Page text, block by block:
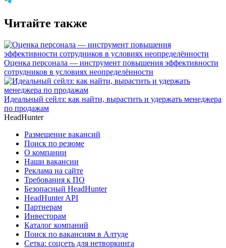
Читайте также
Оценка персонала — инструмент повышения эффективности
сотрудников в условиях неопределённости
Идеальный сейлз: как найти, вырастить и удержать менеджера
по продажам
HeadHunter
Размещение вакансий
Поиск по резюме
О компании
Наши вакансии
Реклама на сайте
Требования к ПО
Безопасный HeadHunter
HeadHunter API
Партнерам
Инвесторам
Каталог компаний
Поиск по вакансиям в Алтуде
Сетка: соцсеть для нетворкинга